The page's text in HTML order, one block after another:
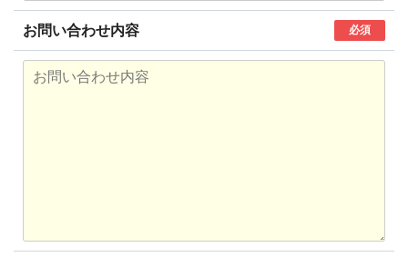
お問い合わせ内容 必須